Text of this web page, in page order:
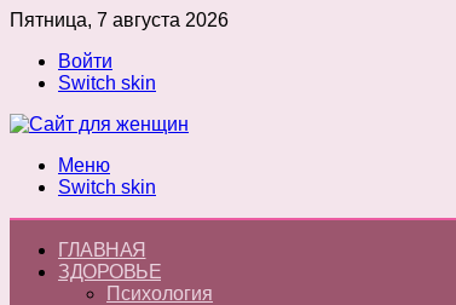
Пятница, 7 августа 2026
Войти
Switch skin
Меню
Switch skin
ГЛАВНАЯ
ЗДОРОВЬЕ
Психология